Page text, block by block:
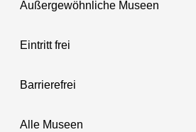
Außergewöhnliche Museen
Eintritt frei
Barrierefrei
Alle Museen